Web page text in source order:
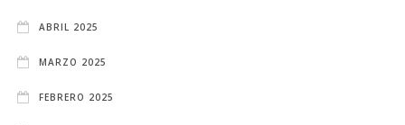
ABRIL 2025
MARZO 2025
FEBRERO 2025